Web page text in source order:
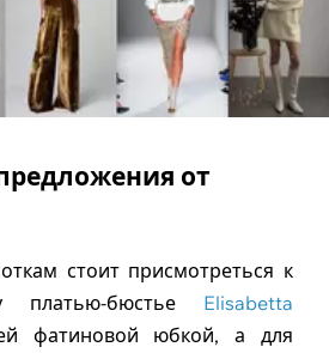
от
стоит присмотреться к
платью-бюстье Elisabetta
фатиновой юбкой, а для